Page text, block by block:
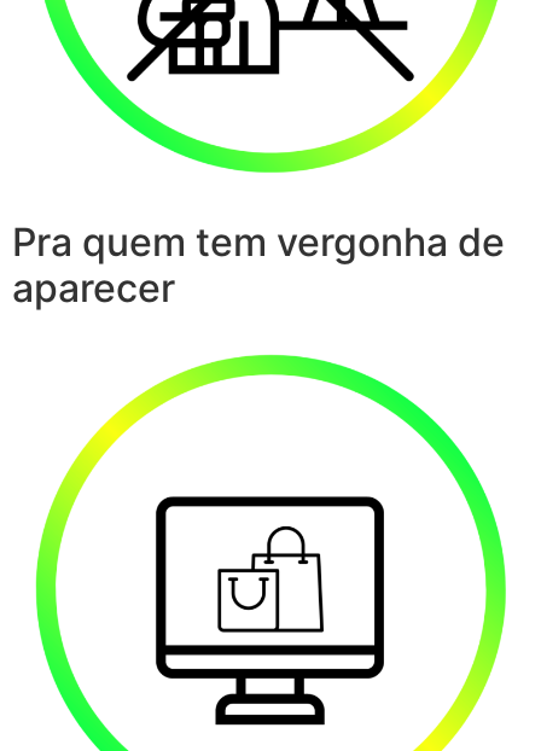
Pra quem tem vergonha de
aparecer